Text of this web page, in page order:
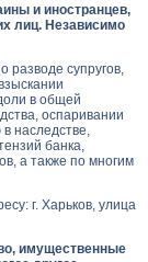
и иностранцев,
лиц. Независимо
супругов,
в общей
оспаривании
наследстве,
банка,
а также по многим
г. Харьков, улица
имущественные